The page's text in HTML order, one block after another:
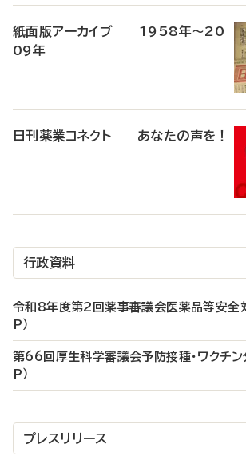
紙面版アーカイブ 1958年～20
09年
日刊薬業コネクト あなたの声を！
行政資料
令和8年度第2回薬事審議会医薬品等安全
P）
第66回厚生科学審議会予防接種・ワクチン
P）
プレスリリース